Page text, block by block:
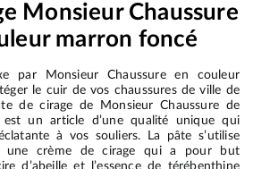
Monsieur Chaussure
marron foncé
par Monsieur Chaussure en couleur
le cuir de vos chaussures de ville de
de cirage de Monsieur Chaussure de
un article d’une qualité unique qui
à vos souliers. La pâte s’utilise
une crème de cirage qui a pour but
d’abeille et l’essence de térébenthine